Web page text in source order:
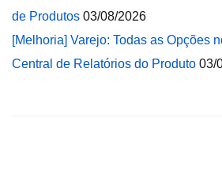
de Produtos 03/08/2026
[Melhoria] Varejo: Todas as Opções
Central de Relatórios do Produto 03/